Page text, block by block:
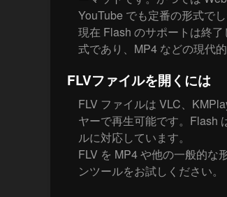
YouTube でも定番の形式でし
現在 Flash のサポートは終
式であり、MP4 などの現代
FLVファイルを開くには
FLV ファイルは VLC、
ヤーで再生可能です。Flash
ルに対応しています。
FLV を MP4 や他の一般的な
ンツールをお試しください。